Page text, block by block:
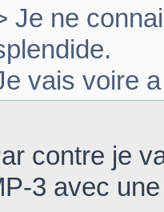
Je ne
vais voire
contre je
3 avec